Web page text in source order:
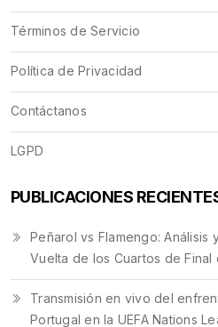
Términos de Servicio
Política de Privacidad
Contáctanos
LGPD
PUBLICACIONES
Peñarol vs Flamengo:
Vuelta de los Cuartos de
Transmisión en vivo del
Portugal en la UEFA Nations